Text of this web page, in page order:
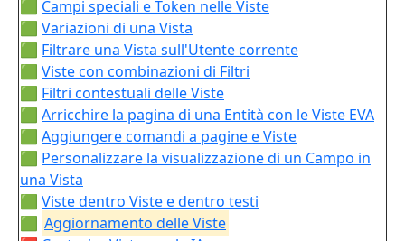
🟩 Campi speciali e Token nelle Viste
🟩 Variazioni di una Vista
🟩 Filtrare una Vista sull'Utente corrente
🟩 Viste con combinazioni di Filtri
🟩 Filtri contestuali delle Viste
🟩 Arricchire la pagina di una Entità con le Viste EVA
🟩 Aggiungere comandi a pagine e Viste
🟩 Personalizzare la visualizzazione di un Campo in
una Vista
🟩 Viste dentro Viste e dentro testi
🟩 Aggiornamento delle Viste